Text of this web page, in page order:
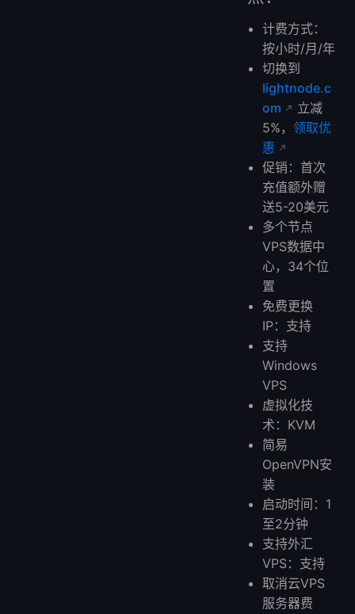
计费方式：
按小时/月/年
切换到
lightnode.c
om
立减
5%，领取优
惠
促销：首次
充值额外赠
送5-20美元
多个节点
VPS数据中
心，34个位
置
免费更换
IP：支持
支持
Windows
VPS
虚拟化技
术：KVM
简易
OpenVPN安
装
启动时间：1
至2分钟
支持外汇
VPS：支持
取消云VPS
服务器费